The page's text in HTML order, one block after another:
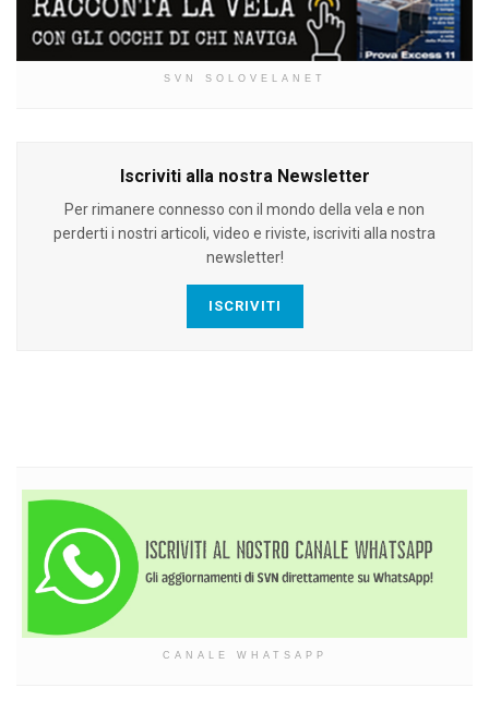
SVN SOLOVELANET
Iscriviti alla nostra Newsletter
Per rimanere connesso con il mondo della vela e non
perderti i nostri articoli, video e riviste, iscriviti alla nostra
newsletter!
ISCRIVITI
CANALE WHATSAPP